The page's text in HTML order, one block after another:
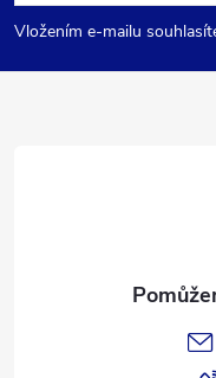
p
a
Vložením e-mailu